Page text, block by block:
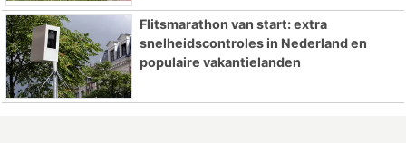
Flitsmarathon van start: extra
snelheidscontroles in Nederland en
populaire vakantielanden